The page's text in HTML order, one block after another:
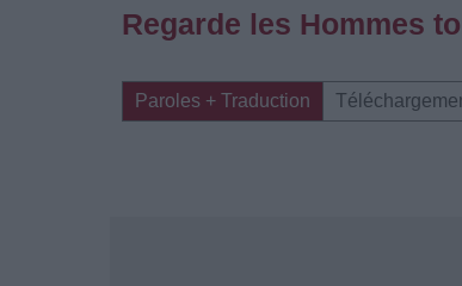
Regarde les Hommes
Paroles + Traduction